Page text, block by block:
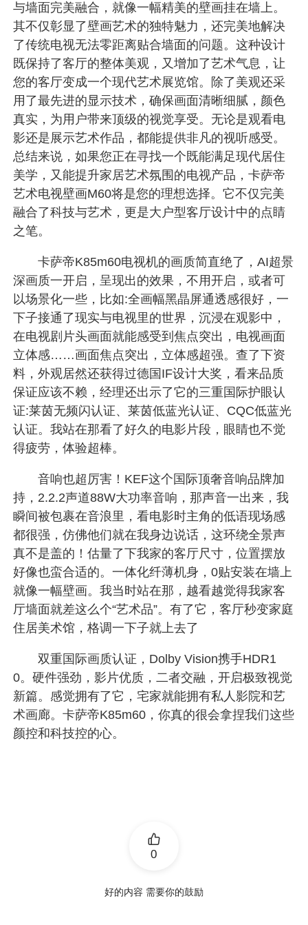
与墙面完美融合，就像一幅精美的壁画挂在墙上。
其不仅彰显了壁画艺术的独特魅力，还完美地解决
了传统电视无法零距离贴合墙面的问题。这种设计
既保持了客厅的整体美观，又增加了艺术气息，让
您的客厅变成一个现代艺术展览馆。除了美观还采
用了最先进的显示技术，确保画面清晰细腻，颜色
真实，为用户带来顶级的视觉享受。无论是观看电
影还是展示艺术作品，都能提供非凡的视听感受。
总结来说，如果您正在寻找一个既能满足现代居住
美学，又能提升家居艺术氛围的电视产品，卡萨帝
艺术电视壁画M60将是您的理想选择。它不仅完美
融合了科技与艺术，更是大户型客厅设计中的点睛
之笔。
卡萨帝K85m60电视机的画质简直绝了，AI超景
深画质一开启，呈现出的效果，不用开启，或者可
以场景化一些，比如:全画幅黑晶屏通透感很好，一
下子接通了现实与电视里的世界，沉浸在观影中，
在电视剧片头画面就能感受到焦点突出，电视画面
立体感……画面焦点突出，立体感超强。查了下资
料，外观居然还获得过德国IF设计大奖，看来品质
保证应该不赖，经理还出示了它的三重国际护眼认
证:莱茵无频闪认证、莱茵低蓝光认证、CQC低蓝光
认证。我站在那看了好久的电影片段，眼睛也不觉
得疲劳，体验超棒。
音响也超厉害！KEF这个国际顶奢音响品牌加
持，2.2.2声道88W大功率音响，那声音一出来，我
瞬间被包裹在音浪里，看电影时主角的低语现场感
都很强，仿佛他们就在我身边说话，这环绕全景声
真不是盖的！估量了下我家的客厅尺寸，位置摆放
好像也蛮合适的。一体化纤薄机身，0贴安装在墙上
就像一幅壁画。我当时站在那，越看越觉得我家客
厅墙面就差这么个“艺术品”。有了它，客厅秒变家庭
住居美术馆，格调一下子就上去了
双重国际画质认证，Dolby Vision携手HDR1
0。硬件强劲，影片优质，二者交融，开启极致视觉
新篇。感觉拥有了它，宅家就能拥有私人影院和艺
术画廊。卡萨帝K85m60，你真的很会拿捏我们这些
颜控和科技控的心。
0
好的内容 需要你的鼓励